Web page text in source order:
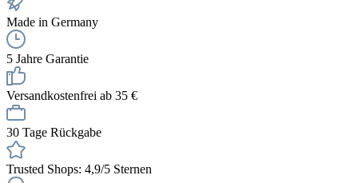
Made in Germany
5 Jahre Garantie
Versandkostenfrei ab 35 €
30 Tage Rückgabe
Trusted Shops: 4,9/5 Sternen